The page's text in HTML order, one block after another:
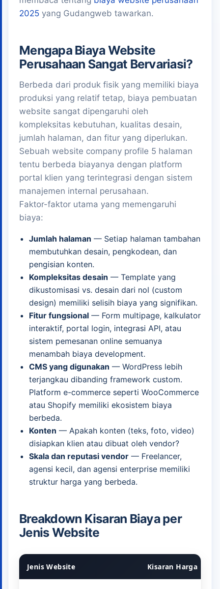
2025 yang Gudangweb tawarkan.
Mengapa Biaya Website
Perusahaan Sangat Bervariasi?
Berbeda dari produk fisik yang memiliki biaya
produksi yang relatif tetap, biaya pembuatan
website sangat dipengaruhi oleh
kompleksitas kebutuhan, kualitas desain,
jumlah halaman, dan fitur yang diperlukan.
Sebuah website company profile 5 halaman
tentu berbeda biayanya dengan platform
portal klien yang terintegrasi dengan sistem
manajemen internal perusahaan.
Faktor-faktor utama yang memengaruhi
biaya:
Jumlah halaman — Setiap halaman tambahan
membutuhkan desain, pengkodean, dan
pengisian konten.
Kompleksitas desain — Template yang
dikustomisasi vs. desain dari nol (custom
design) memiliki selisih biaya yang signifikan.
Fitur fungsional — Form multipage, kalkulator
interaktif, portal login, integrasi API, atau
sistem pemesanan online semuanya
menambah biaya development.
CMS yang digunakan — WordPress lebih
terjangkau dibanding framework custom.
Platform e-commerce seperti WooCommerce
atau Shopify memiliki ekosistem biaya
berbeda.
Konten — Apakah konten (teks, foto, video)
disiapkan klien atau dibuat oleh vendor?
Skala dan reputasi vendor — Freelancer,
agensi kecil, dan agensi enterprise memiliki
struktur harga yang berbeda.
Breakdown Kisaran Biaya per
Jenis Website
Jenis Website Kisaran Harga